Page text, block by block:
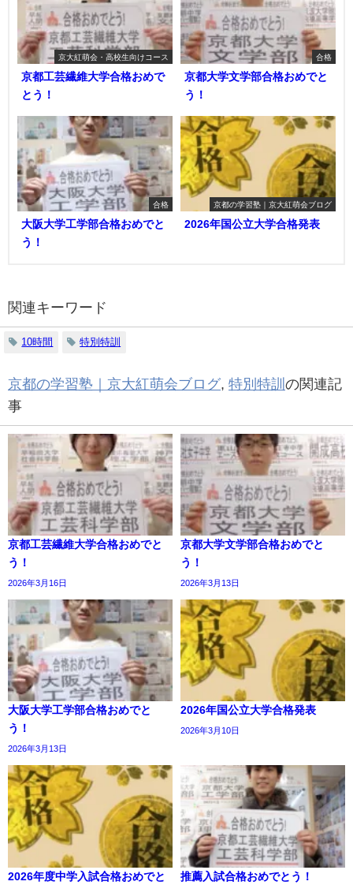
京大紅萌会・高校生向けコース
京都工芸繊維大学合格おめで
とう！
合格
京都大学文学部合格おめでと
う！
合格
大阪大学工学部合格おめでと
う！
京都の学習塾｜京大紅萌会ブログ
2026年国公立大学合格発表
関連キーワード
10時間 特別特訓
京都の学習塾｜京大紅萌会ブログ, 特別特訓 の関連記
事
京都工芸繊維大学合格おめでと
う！
2026年3月16日
京都大学文学部合格おめでと
う！
2026年3月13日
大阪大学工学部合格おめでと
う！
2026年3月13日
2026年国公立大学合格発表
2026年3月10日
2026年度中学入試合格おめでと
推薦入試合格おめでとう！